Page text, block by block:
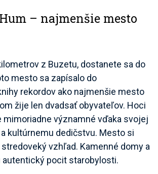
– najmenšie mesto
z Buzetu, dostanete sa do
mesto sa zapísalo do
rekordov ako najmenšie mesto
žije len dvadsať obyvateľov. Hoci
mimoriadne významné vďaka svojej
kultúrnemu dedičstvu. Mesto si
vzhľad. Kamenné domy a
pocit starobylosti.